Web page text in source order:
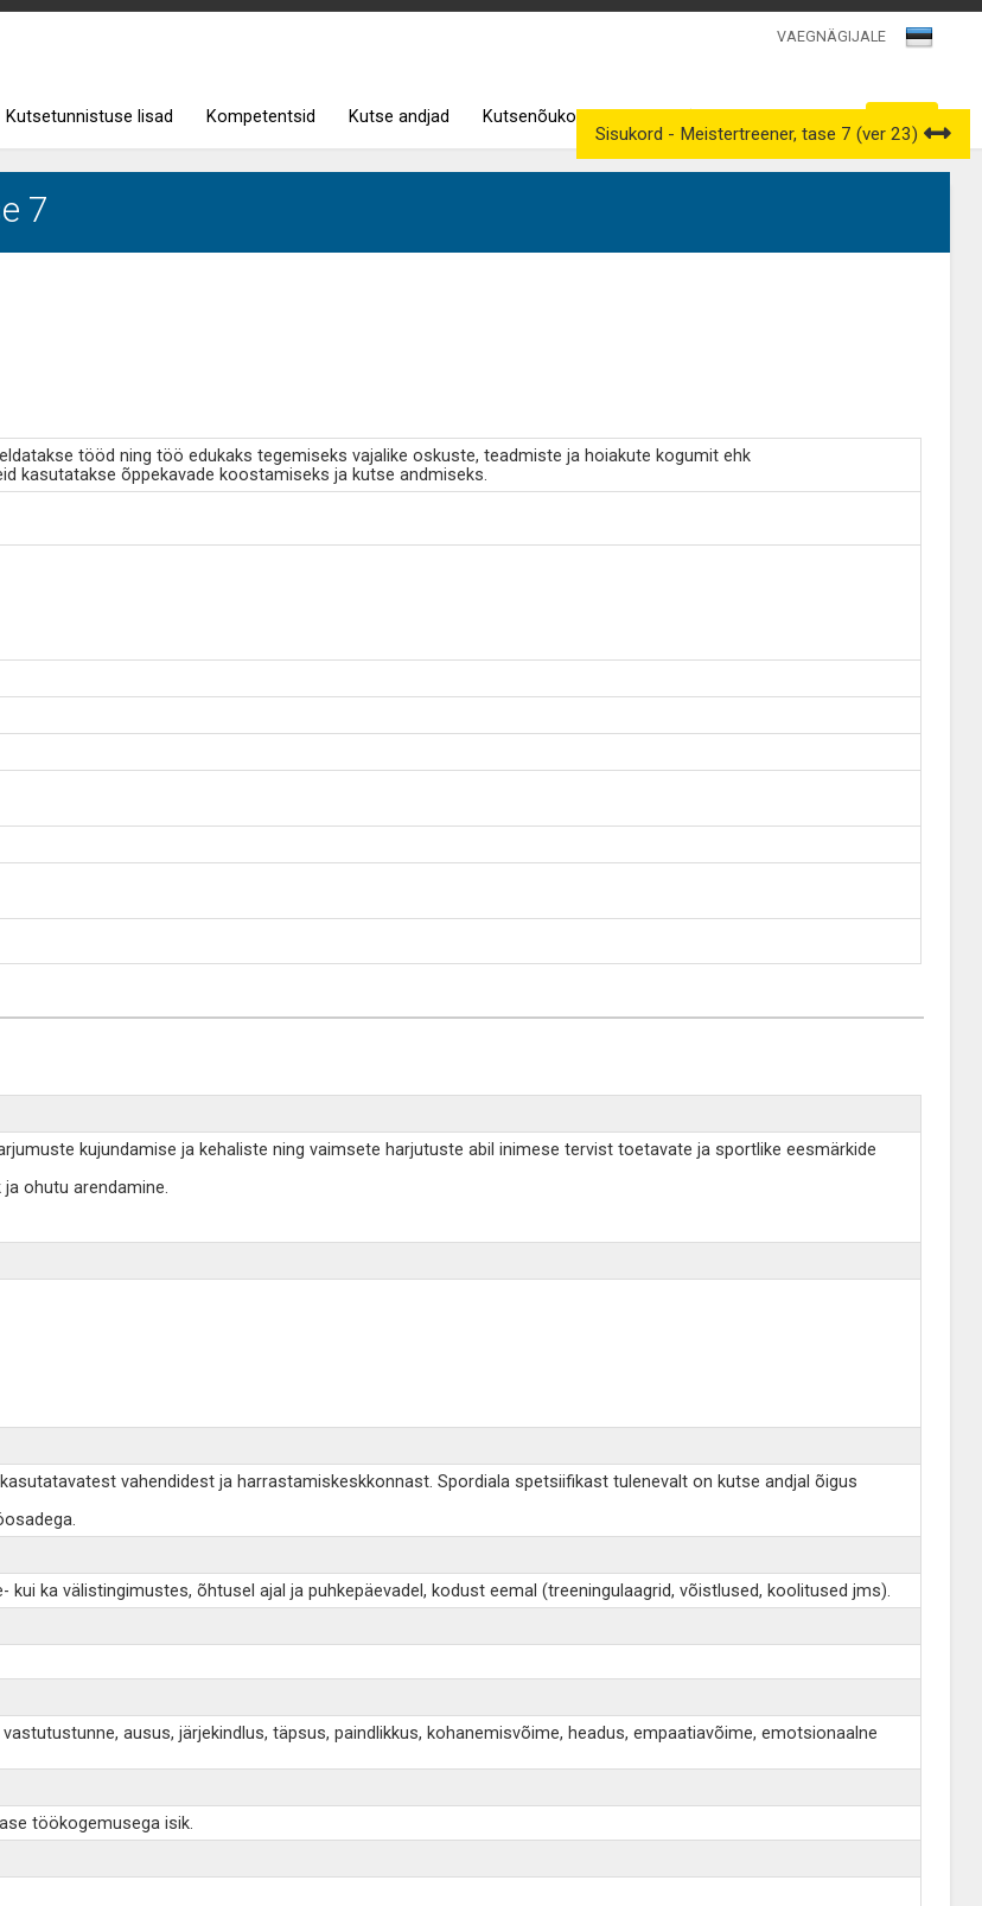
VAEGNÄGIJALE
Kutsetunnistuse lisad Kompetentsid Kutse andjad Kutsenõukogud
7
Sisukord - Meistertreener, tase 7 (ver 23)
tööd ning töö edukaks tegemiseks vajalike oskuste, teadmiste ja hoiakute kogumit ehk
kasutatakse õppekavade koostamiseks ja kutse andmiseks.
kujundamise ja kehaliste ning vaimsete harjutuste abil inimese tervist toetavate ja sportlike eesmärkide
ohutu arendamine.
vahendidest ja harrastamiskeskkonnast. Spordiala spetsiifikast tulenevalt on kutse andjal õigus
ka välistingimustes, õhtusel ajal ja puhkepäevadel, kodust eemal (treeningulaagrid, võistlused, koolitused jms).
ausus, järjekindlus, täpsus, paindlikkus, kohanemisvõime, headus, empaatiavõime, emotsionaalne
töökogemusega isik.